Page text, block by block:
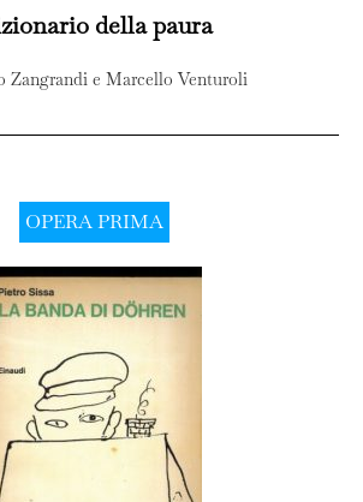
della paura
Zangrandi e Marcello Venturoli
OPERA PRIMA